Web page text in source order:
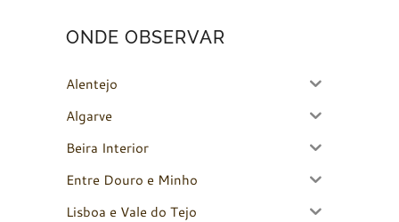
ONDE OBSERVAR
Alentejo
Algarve
Beira Interior
Entre Douro e Minho
Lisboa e Vale do Tejo